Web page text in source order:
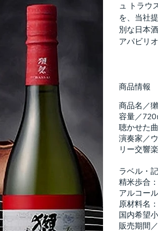
ュ トラウ
を、当社
別な日本
アパビリ
商品情報
商品名／
容量／
聴かせた
演奏家／
リー交響
ラベル・
精米歩合
アルコー
原材料名
国内希望
販売期間